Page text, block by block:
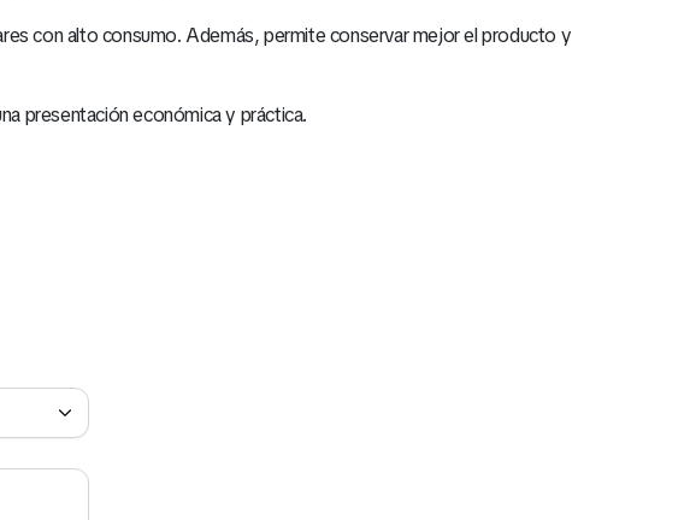
con alto consumo. Además, permite conservar mejor el producto y
presentación económica y práctica.